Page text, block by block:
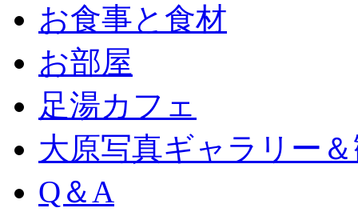
お食事と食材
お部屋
足湯カフェ
大原写真ギャラリー
Q＆A